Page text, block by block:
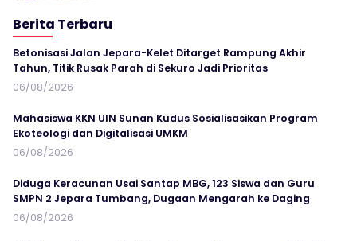
Berita Terbaru
Betonisasi Jalan Jepara-Kelet Ditarget Rampung Akhir
Tahun, Titik Rusak Parah di Sekuro Jadi Prioritas
06/08/2026
Mahasiswa KKN UIN Sunan Kudus Sosialisasikan Program
Ekoteologi dan Digitalisasi UMKM
06/08/2026
Diduga Keracunan Usai Santap MBG, 123 Siswa dan Guru
SMPN 2 Jepara Tumbang, Dugaan Mengarah ke Daging
06/08/2026